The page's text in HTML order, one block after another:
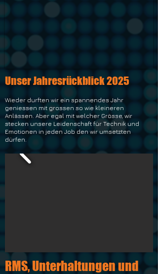
Unser Jahresrückblick 2025
Wieder durften wir ein spannendes Jahr
geniessen mit grossen so wie kleineren
Anlässen. Aber egal mit welcher Grösse, wir
stecken unsere Leidenschaft für Technik und
Emotionen in jeden Job den wir umsetzten
dürfen.
RMS, Unterhaltungen und